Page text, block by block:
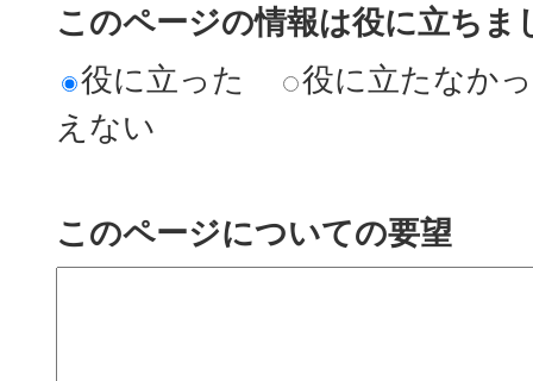
このページの情報は役に立ちま
役に立った
役に立たなか
えない
このページについての要望